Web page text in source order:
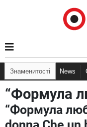
Знаменитості News
“Формула
“Формула